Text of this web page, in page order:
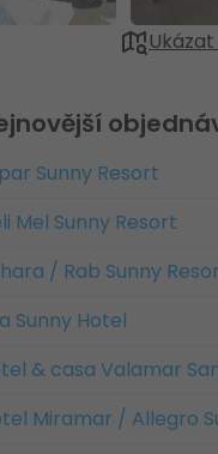
Sunny Resort
Mel Sunny Resort
/ Rab Sunny
Sunny Hotel
& casa Valamar
Miramar / Allegro